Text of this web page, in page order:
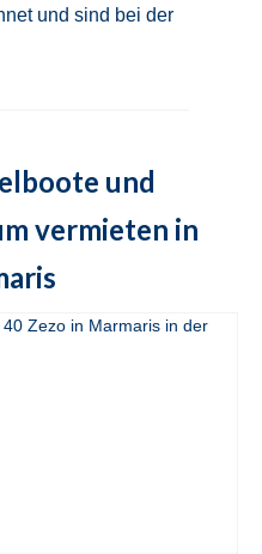
in Marmaris in der
45 Quatour Milly 2 in
und sind bei der
und
vermieten in